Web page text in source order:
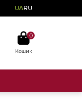
UARU
0
Кошик